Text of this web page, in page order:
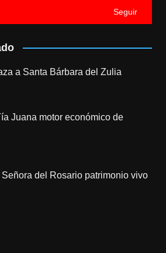
Seguir
a Santa Bárbara del Zulia
Juana motor económico de
del Rosario patrimonio vivo